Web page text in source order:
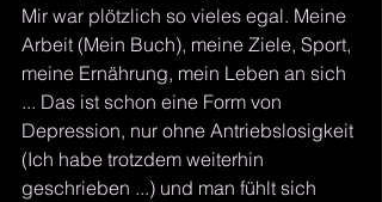
Mir war plötzlich so vieles egal. Meine
Arbeit (Mein Buch), meine Ziele, Sport,
meine Ernährung, mein Leben an sich
... Das ist schon eine Form von
Depression, nur ohne Antriebslosigkeit
(Ich habe trotzdem weiterhin
geschrieben ...) und man fühlt sich